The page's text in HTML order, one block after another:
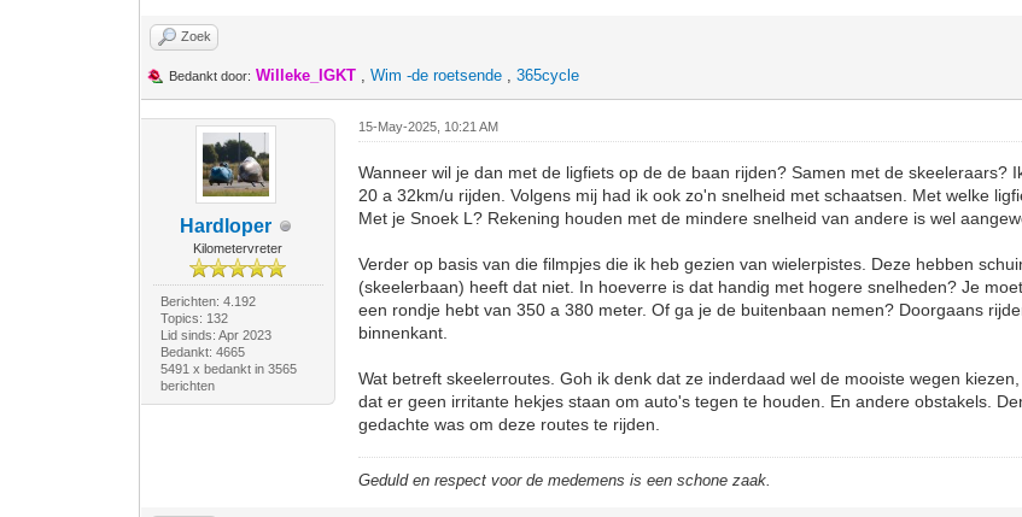
Zoek
Bedankt door: Willeke_IGKT ,Wim -de roetsende ,365cycle
Hardloper
Kilometervreter
Berichten: 4.192
Topics: 132
Lid sinds: Apr 2023
Bedankt: 4665
5491 x bedankt in 3565
berichten
15-May-2025, 10:21 AM
Wanneer wil je dan met de ligfiets op de de baan rijden? Samen met de skeeleraars?
20 a 32km/u rijden. Volgens mij had ik ook zo'n snelheid met schaatsen. Met welke
Met je Snoek L? Rekening houden met de mindere snelheid van andere is wel
Verder op basis van die filmpjes die ik heb gezien van wielerpistes. Deze hebben
(skeelerbaan) heeft dat niet. In hoeverre is dat handig met hogere snelheden? Je
een rondje hebt van 350 a 380 meter. Of ga je de buitenbaan nemen? Doorgaans
binnenkant.
Wat betreft skeelerroutes. Goh ik denk dat ze inderdaad wel de mooiste wegen
dat er geen irritante hekjes staan om auto's tegen te houden. En andere obstakels.
gedachte was om deze routes te rijden.
Geduld en respect voor de medemens is een schone zaak.